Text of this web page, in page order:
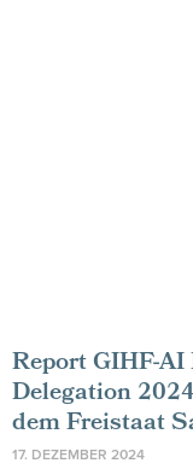
Report GIHF-
Delegation
dem Freistaat
17. DEZEMBER 2024